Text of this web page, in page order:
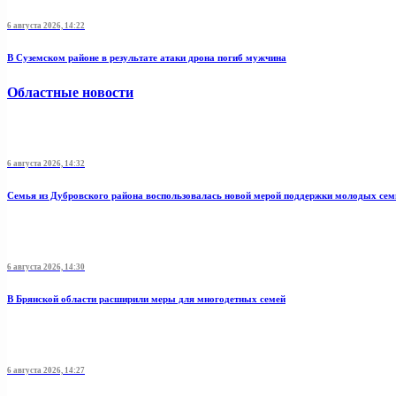
6 августа 2026, 14:22
В Суземском районе в результате атаки дрона погиб мужчина
Областные новости
6 августа 2026, 14:32
Семья из Дубровского района воспользовалась новой мерой поддержки молодых
6 августа 2026, 14:30
В Брянской области расширили меры для многодетных семей
6 августа 2026, 14:27